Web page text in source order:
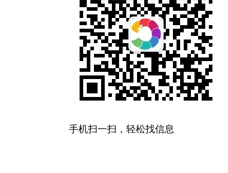
手机扫一扫，轻松找信息